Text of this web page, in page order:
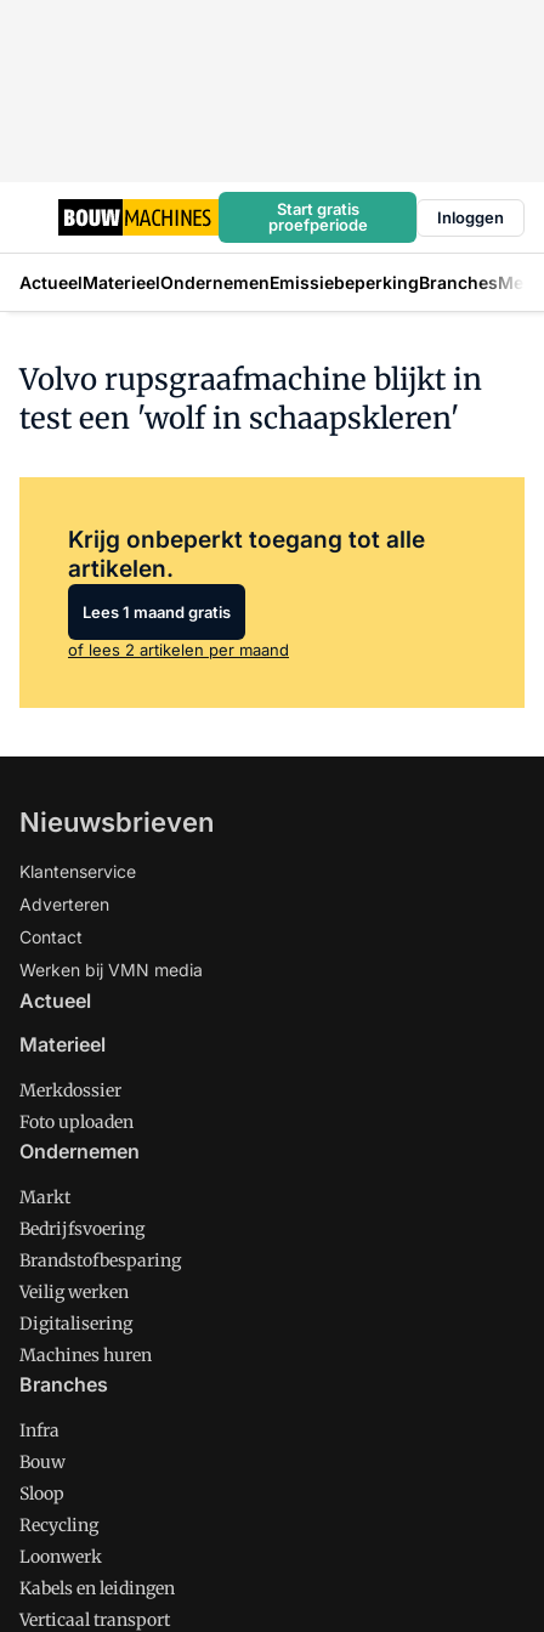
Start gratis
proefperiode
Inloggen
ActueelMaterieelOndernemenEmissiebeperkingBranches
Volvo rupsgraafmachine blijkt in
test een 'wolf in schaapskleren'
Krijg onbeperkt toegang tot alle
artikelen.
Lees 1 maand gratis
of lees 2 artikelen per maand
Nieuwsbrieven
Klantenservice
Adverteren
Contact
Werken bij VMN media
Actueel
Materieel
Merkdossier
Foto uploaden
Ondernemen
Markt
Bedrijfsvoering
Brandstofbesparing
Veilig werken
Digitalisering
Machines huren
Branches
Infra
Bouw
Sloop
Recycling
Loonwerk
Kabels en leidingen
Verticaal transport